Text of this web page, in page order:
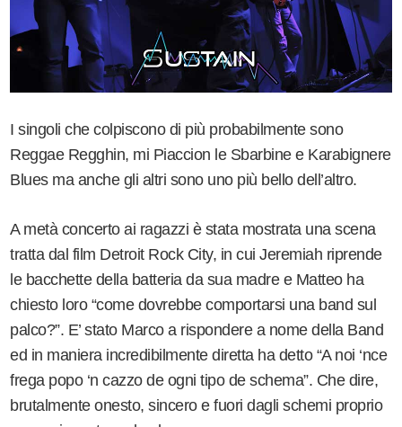
I singoli che colpiscono di più probabilmente sono
Reggae Regghin, mi Piaccion le Sbarbine e Karabignere
Blues ma anche gli altri sono uno più bello dell’altro.
A metà concerto ai ragazzi è stata mostrata una scena
tratta dal film Detroit Rock City, in cui Jeremiah riprende
le bacchette della batteria da sua madre e Matteo ha
chiesto loro “come dovrebbe comportarsi una band sul
palco?”. E’ stato Marco a rispondere a nome della Band
ed in maniera incredibilmente diretta ha detto “A noi ‘nce
frega popo ‘n cazzo de ogni tipo de schema”. Che dire,
brutalmente onesto, sincero e fuori dagli schemi proprio